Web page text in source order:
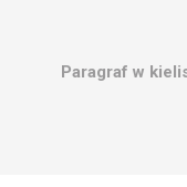
Paragraf w